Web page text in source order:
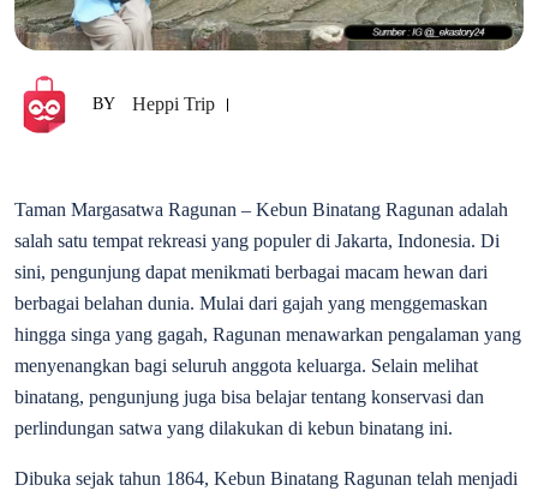
BY Heppi Trip
Taman Margasatwa Ragunan – Kebun Binatang Ragunan adalah
salah satu tempat rekreasi yang populer di Jakarta, Indonesia. Di
sini, pengunjung dapat menikmati berbagai macam hewan dari
berbagai belahan dunia. Mulai dari gajah yang menggemaskan
hingga singa yang gagah, Ragunan menawarkan pengalaman yang
menyenangkan bagi seluruh anggota keluarga. Selain melihat
binatang, pengunjung juga bisa belajar tentang konservasi dan
perlindungan satwa yang dilakukan di kebun binatang ini.
Dibuka sejak tahun 1864, Kebun Binatang Ragunan telah menjadi